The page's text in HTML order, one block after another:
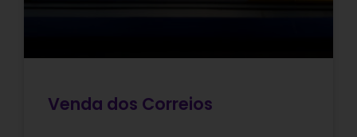
Venda dos Correios